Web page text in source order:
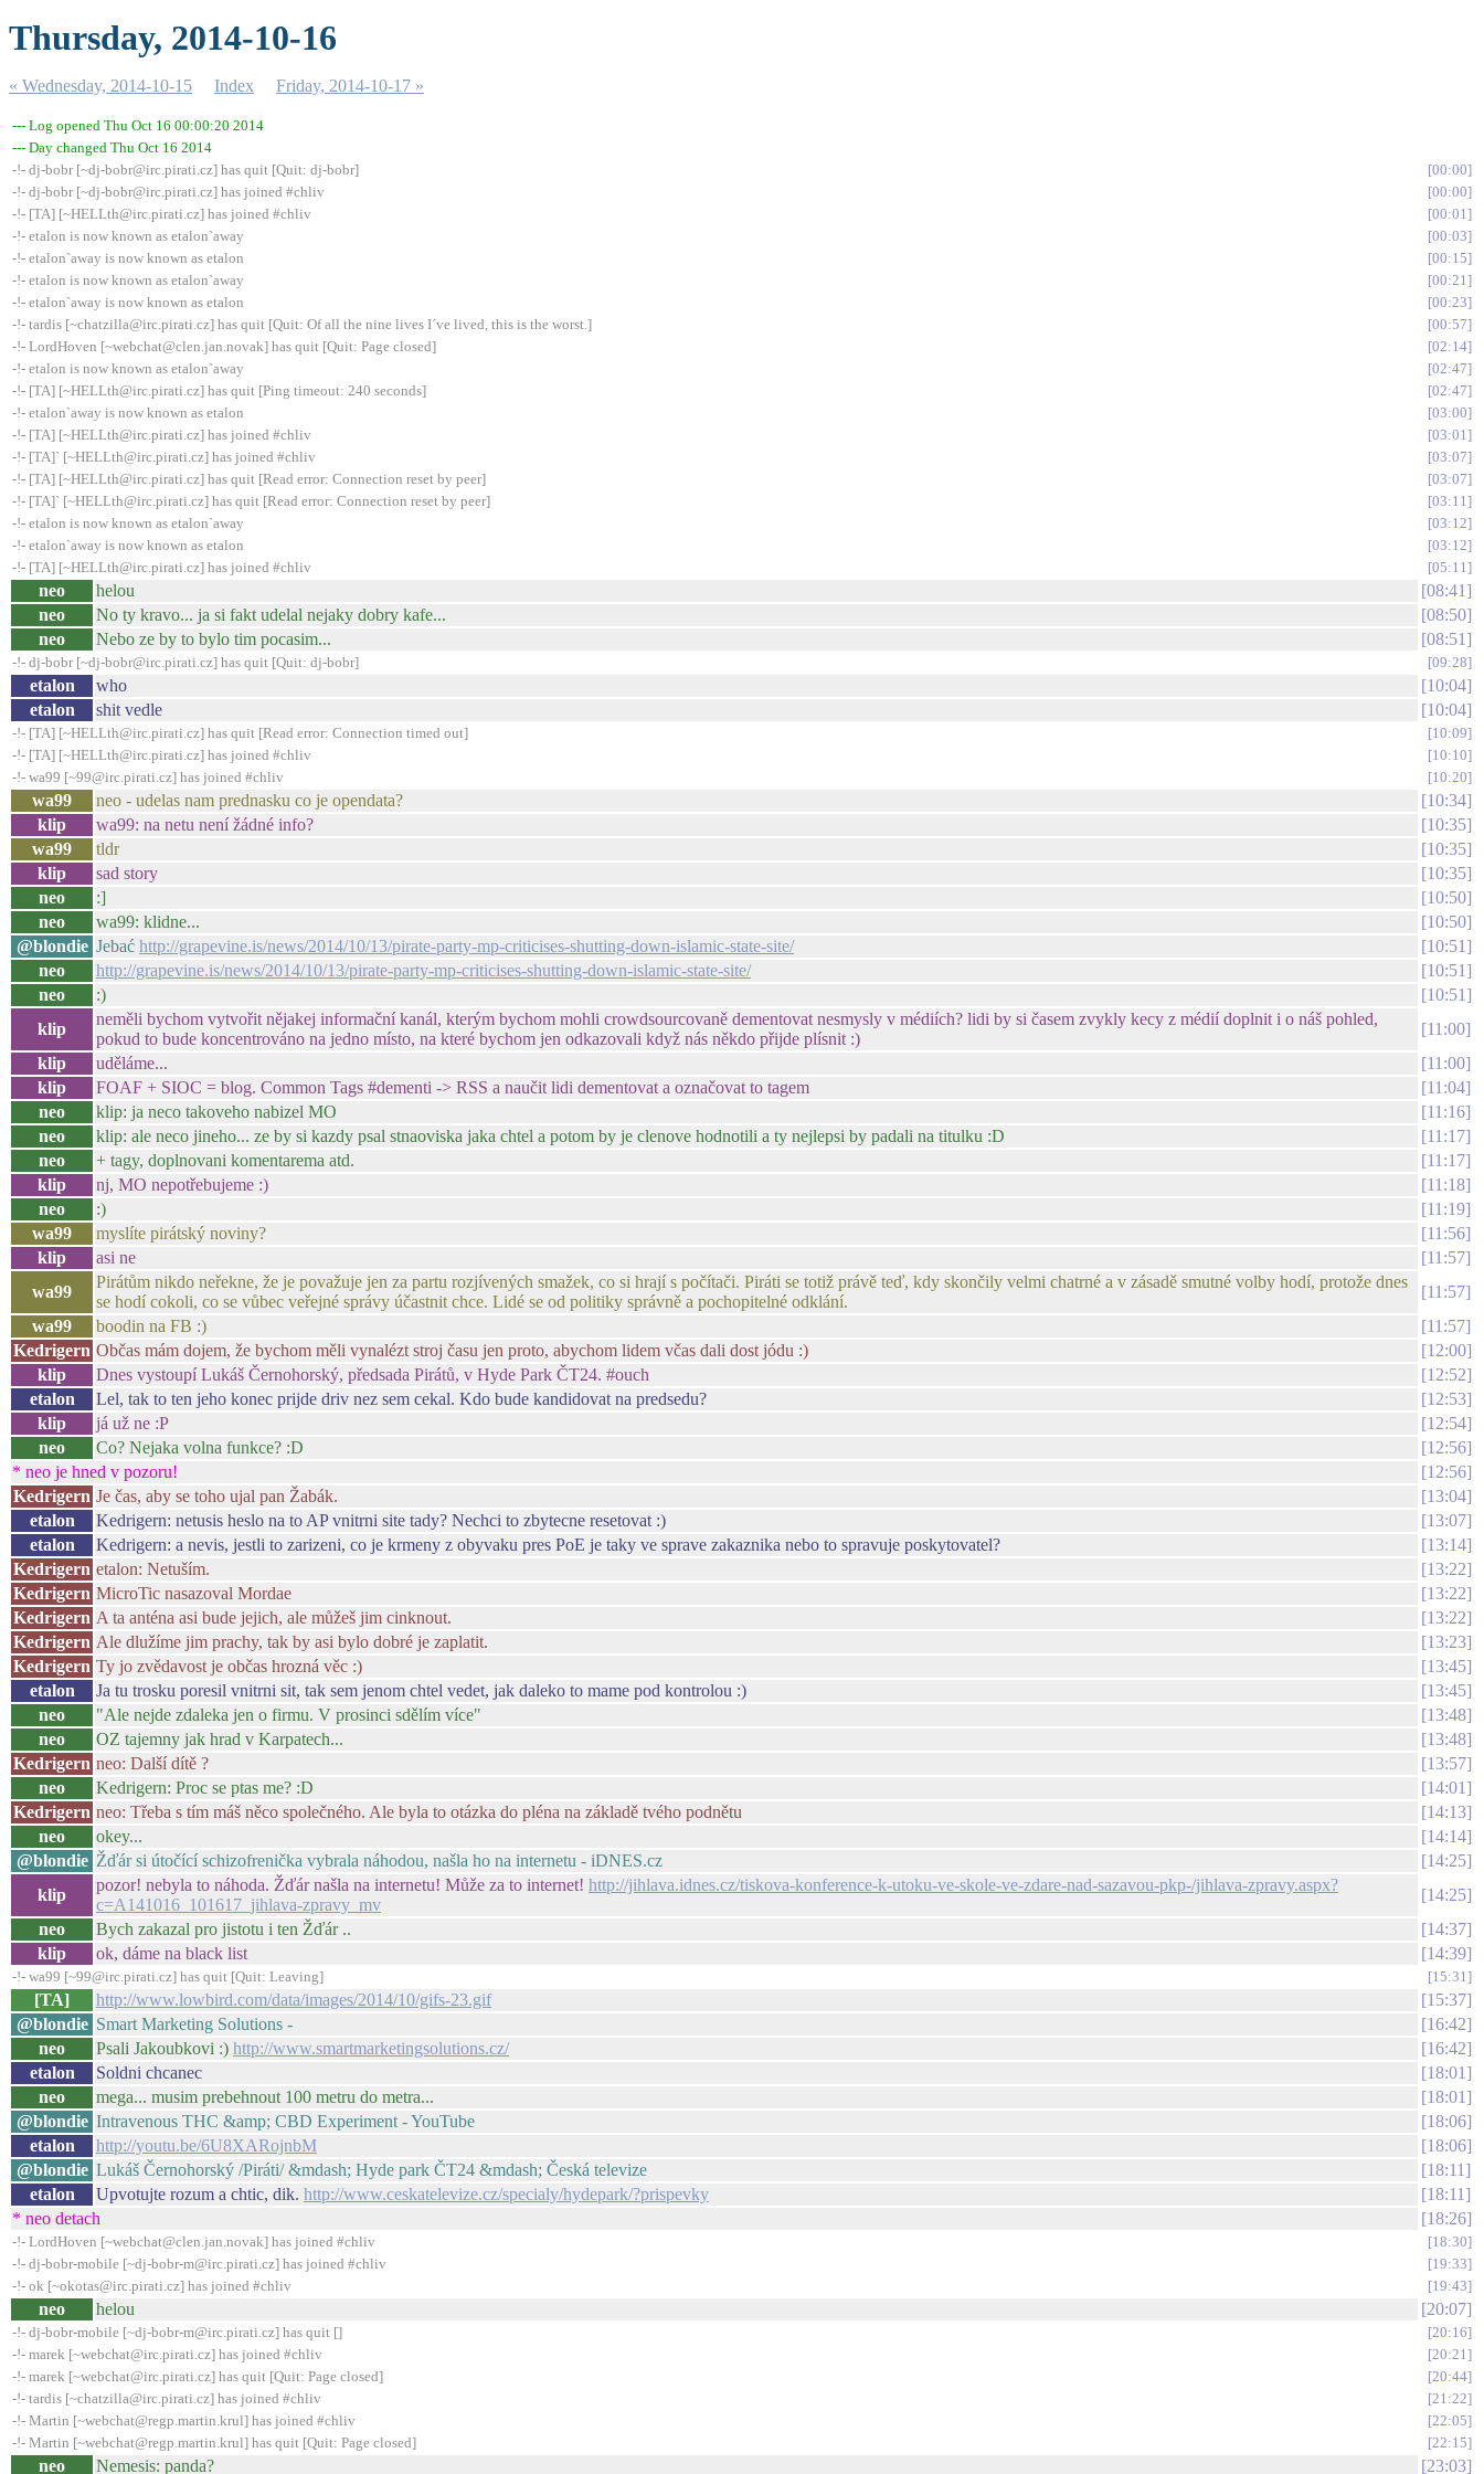
Thursday, 2014-10-16
« Wednesday, 2014-10-15 Index Friday, 2014-10-17 »
--- Log opened Thu Oct 16 00:00:20 2014
--- Day changed Thu Oct 16 2014
-!- dj-bobr [~dj-bobr@irc.pirati.cz] has quit [Quit: dj-bobr]
00:00
-!- dj-bobr [~dj-bobr@irc.pirati.cz] has joined #chliv
00:00
-!- [TA] [~HELLth@irc.pirati.cz] has joined #chliv
00:01
-!- etalon is now known as etalon`away
00:03
-!- etalon`away is now known as etalon
00:15
-!- etalon is now known as etalon`away
00:21
-!- etalon`away is now known as etalon
00:23
-!- tardis [~chatzilla@irc.pirati.cz] has quit [Quit: Of all the nine lives I´ve lived, this is the worst.]
00:57
-!- LordHoven [~webchat@clen.jan.novak] has quit [Quit: Page closed]
02:14
-!- etalon is now known as etalon`away
02:47
-!- [TA] [~HELLth@irc.pirati.cz] has quit [Ping timeout: 240 seconds]
02:47
-!- etalon`away is now known as etalon
03:00
-!- [TA] [~HELLth@irc.pirati.cz] has joined #chliv
03:01
-!- [TA]` [~HELLth@irc.pirati.cz] has joined #chliv
03:07
-!- [TA] [~HELLth@irc.pirati.cz] has quit [Read error: Connection reset by peer]
03:07
-!- [TA]` [~HELLth@irc.pirati.cz] has quit [Read error: Connection reset by peer]
03:11
-!- etalon is now known as etalon`away
03:12
-!- etalon`away is now known as etalon
03:12
-!- [TA] [~HELLth@irc.pirati.cz] has joined #chliv
05:11
neo helou
08:41
neo
No ty kravo... ja si fakt udelal nejaky dobry kafe...
08:50
neo
Nebo ze by to bylo tim pocasim... 08:51
-!- dj-bobr [~dj-bobr@irc.pirati.cz] has quit [Quit: dj-bobr] 09:28
etalon who
10:04
etalon
shit vedle 10:04
-!- [TA] [~HELLth@irc.pirati.cz] has quit [Read error: Connection timed out]
10:09
-!- [TA] [~HELLth@irc.pirati.cz] has joined #chliv
10:10
-!- wa99 [~99@irc.pirati.cz] has joined #chliv
10:20
wa99 neo - udelas nam prednasku co je opendata?
10:34
klip
wa99: na netu není žádné info?
10:35
wa99
tldr
10:35
klip
sad story
10:35
neo
:]
10:50
neo
wa99: klidne...
10:50
@blondie Jebać http://grapevine.is/news/2014/10/13/pirate-party-mp-criticises-shutting-down-islamic-state-site/
10:51
neo
http://grapevine.is/news/2014/10/13/pirate-party-mp-criticises-shutting-down-islamic-state-site/
10:51
neo
:)
10:51
klip
neměli bychom vytvořit nějakej informační kanál, kterým bychom mohli crowdsourcovaně dementovat nesmysly v médiích? lidi by si časem zvykly kecy z médií doplnit i o náš pohled,
pokud to bude koncentrováno na jedno místo, na které bychom jen odkazovali když nás někdo přijde plísnit :)
11:00
klip
uděláme...
11:00
klip
FOAF + SIOC = blog. Common Tags #dementi -> RSS a naučit lidi dementovat a označovat to tagem
11:04
neo
klip: ja neco takoveho nabizel MO
11:16
neo
klip: ale neco jineho... ze by si kazdy psal stnaoviska jaka chtel a potom by je clenove hodnotili a ty nejlepsi by padali na titulku :D
11:17
neo
+ tagy, doplnovani komentarema atd.
11:17
klip
nj, MO nepotřebujeme :)
11:18
neo
:)
11:19
wa99
myslíte pirátský noviny?
11:56
klip
asi ne
11:57
wa99
Pirátům nikdo neřekne, že je považuje jen za partu rozjívených smažek, co si hrají s počítači. Piráti se totiž právě teď, kdy skončily velmi chatrné a v zásadě smutné volby hodí, protože dnes
se hodí cokoli, co se vůbec veřejné správy účastnit chce. Lidé se od politiky správně a pochopitelné odklání.
11:57
wa99
boodin na FB :)
11:57
Kedrigern Občas mám dojem, že bychom měli vynalézt stroj času jen proto, abychom lidem včas dali dost jódu :)
12:00
klip
Dnes vystoupí Lukáš Černohorský, předsada Pirátů, v Hyde Park ČT24. #ouch
12:52
etalon
Lel, tak to ten jeho konec prijde driv nez sem cekal. Kdo bude kandidovat na predsedu?
12:53
klip
já už ne :P
12:54
neo
Co? Nejaka volna funkce? :D
12:56
* neo je hned v pozoru!
12:56
Kedrigern Je čas, aby se toho ujal pan Žabák.
13:04
etalon
Kedrigern: netusis heslo na to AP vnitrni site tady? Nechci to zbytecne resetovat :)
13:07
etalon
Kedrigern: a nevis, jestli to zarizeni, co je krmeny z obyvaku pres PoE je taky ve sprave zakaznika nebo to spravuje poskytovatel?
13:14
Kedrigern etalon: Netuším.
13:22
Kedrigern MicroTic nasazoval Mordae
13:22
Kedrigern A ta anténa asi bude jejich, ale můžeš jim cinknout.
13:22
Kedrigern Ale dlužíme jim prachy, tak by asi bylo dobré je zaplatit.
13:23
Kedrigern Ty jo zvědavost je občas hrozná věc :)
13:45
etalon
Ja tu trosku poresil vnitrni sit, tak sem jenom chtel vedet, jak daleko to mame pod kontrolou :)
13:45
neo
"Ale nejde zdaleka jen o firmu. V prosinci sdělím více"
13:48
neo
OZ tajemny jak hrad v Karpatech...
13:48
Kedrigern neo: Další dítě ?
13:57
neo
Kedrigern: Proc se ptas me? :D
14:01
Kedrigern neo: Třeba s tím máš něco společného. Ale byla to otázka do pléna na základě tvého podnětu
14:13
neo
okey...
14:14
@blondie Žďár si útočící schizofrenička vybrala náhodou, našla ho na internetu - iDNES.cz
14:25
klip
pozor! nebyla to náhoda. Žďár našla na internetu! Může za to internet! http://jihlava.idnes.cz/tiskova-konference-k-utoku-ve-skole-ve-zdare-nad-sazavou-pkp-/jihlava-zpravy.aspx?
c=A141016_101617_jihlava-zpravy_mv
14:25
neo
Bych zakazal pro jistotu i ten Žďár ..
14:37
klip
ok, dáme na black list 14:39
-!- wa99 [~99@irc.pirati.cz] has quit [Quit: Leaving] 15:31
[TA] http://www.lowbird.com/data/images/2014/10/gifs-23.gif
15:37
@blondie Smart Marketing Solutions -
16:42
neo
Psali Jakoubkovi :) http://www.smartmarketingsolutions.cz/
16:42
etalon
Soldni chcanec
18:01
neo
mega... musim prebehnout 100 metru do metra...
18:01
@blondie Intravenous THC &amp; CBD Experiment - YouTube
18:06
etalon
http://youtu.be/6U8XARojnbM
18:06
@blondie Lukáš Černohorský /Piráti/ &mdash; Hyde park ČT24 &mdash; Česká televize
18:11
etalon
Upvotujte rozum a chtic, dik. http://www.ceskatelevize.cz/specialy/hydepark/?prispevky
18:11
* neo detach
18:26
-!- LordHoven [~webchat@clen.jan.novak] has joined #chliv
18:30
-!- dj-bobr-mobile [~dj-bobr-m@irc.pirati.cz] has joined #chliv
19:33
-!- ok [~okotas@irc.pirati.cz] has joined #chliv
19:43
neo helou 20:07
-!- dj-bobr-mobile [~dj-bobr-m@irc.pirati.cz] has quit []
20:16
-!- marek [~webchat@irc.pirati.cz] has joined #chliv
20:21
-!- marek [~webchat@irc.pirati.cz] has quit [Quit: Page closed]
20:44
-!- tardis [~chatzilla@irc.pirati.cz] has joined #chliv
21:22
-!- Martin [~webchat@regp.martin.krul] has joined #chliv
22:05
-!- Martin [~webchat@regp.martin.krul] has quit [Quit: Page closed]
22:15
neo Nemesis: panda? 23:03